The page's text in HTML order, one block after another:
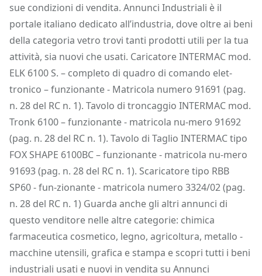
sue condizioni di vendita. Annunci Industriali è il
portale italiano dedicato all’industria, dove oltre ai beni
della categoria vetro trovi tanti prodotti utili per la tua
attività, sia nuovi che usati. Caricatore INTERMAC mod.
ELK 6100 S. – completo di quadro di comando elet-
tronico – funzionante - Matricola numero 91691 (pag.
n. 28 del RC n. 1). Tavolo di troncaggio INTERMAC mod.
Tronk 6100 – funzionante - matricola nu-mero 91692
(pag. n. 28 del RC n. 1). Tavolo di Taglio INTERMAC tipo
FOX SHAPE 6100BC – funzionante - matricola nu-mero
91693 (pag. n. 28 del RC n. 1). Scaricatore tipo RBB
SP60 - fun-zionante - matricola numero 3324/02 (pag.
n. 28 del RC n. 1) Guarda anche gli altri annunci di
questo venditore nelle altre categorie: chimica
farmaceutica cosmetico, legno, agricoltura, metallo -
macchine utensili, grafica e stampa e scopri tutti i beni
industriali usati e nuovi in vendita su Annunci